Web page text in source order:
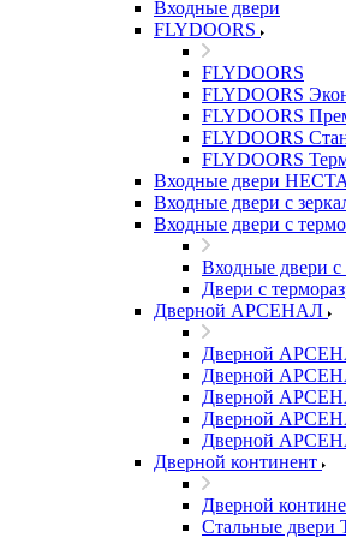
Входные двери
FLYDOORS
FLYDOORS
FLYDOORS
FLYDOORS
FLYDOORS
FLYDOORS
Входные двери
Входные двери с
Входные двери с
Входные двери
Двери с
Дверной АРСЕНАЛ
Дверной
Дверной
Дверной
Дверной
Дверной
Дверной континент
Дверной
Стальные двери